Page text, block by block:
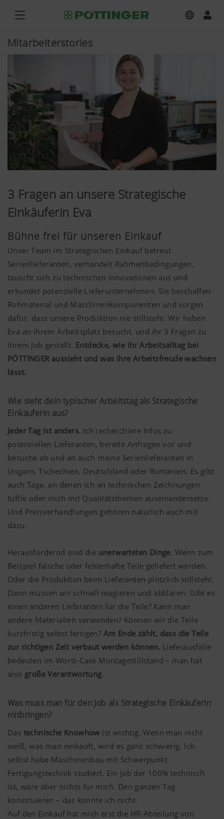
Mitarbeiterstories
3 Fragen an unsere Strategische
Einkäuferin Eva
Bühne frei für unseren Einkauf
Unser Team im Strategischen Einkauf betreut
Serienlieferanten, verhandelt Rahmenbedingungen,
tauscht sich zu technischen Innovationen aus und
erkundet potenzielle Lieferunternehmen. Sie beschaffen
Rohmaterial und Maschinenkomponenten und sorgen
dafür, dass unsere Produktion nie stillsteht. Wir haben
Eva an ihrem Arbeitsplatz besucht, und ihr 3 Fragen zu
ihrem Job gestellt. Entdecke, wie ihr Arbeitsalltag bei
PÖTTINGER aussieht und was ihre Arbeitsfreude wachsen
lässt.
Wie sieht dein typischer Arbeitstag als Strategische
Einkäuferin aus?
Jeder Tag ist anders. Ich recherchiere Infos zu
potenziellen Lieferanten, bereite Anfragen vor und
besuche ab und an auch meine Serienlieferanten in
Ungarn, Tschechien, Deutschland oder Rumänien. Es gibt
auch Tage, an denen ich an technischen Zeichnungen
tüftle oder mich mit Qualitätsthemen auseinandersetze.
Und Preisverhandlungen gehören natürlich auch mit
dazu.
Herausfordernd sind die unerwarteten Dinge. Wenn zum
Beispiel falsche oder fehlerhafte Teile geliefert werden.
Oder die Produktion beim Lieferanten plötzlich stillsteht.
Dann müssen wir schnell reagieren und abklären: Gibt es
einen anderen Lieferanten für die Teile? Kann man
andere Materialien verwenden? Können wir die Teile
kurzfristig selbst fertigen? Am Ende zählt, dass die Teile
zur richtigen Zeit verbaut werden können. Lieferausfälle
bedeuten im Worst-Case Montagestillstand – man hat
also große Verantwortung.
Was muss man für den Job als Strategische Einkäuferin
mitbringen?
Das technische Knowhow ist wichtig. Wenn man nicht
weiß, was man einkauft, wird es ganz schwierig. Ich
selbst habe Maschinenbau mit Schwerpunkt
Fertigungstechnik studiert. Ein Job der 100% technisch
ist, wäre aber nichts für mich. Den ganzen Tag
konstruieren – das könnte ich nicht.
Auf den Einkauf hat mich erst die HR-Abteilung von